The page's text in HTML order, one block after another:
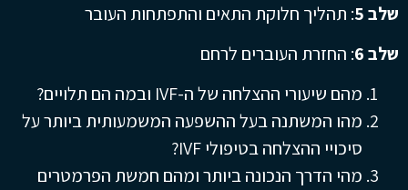
שלב 5
: תהליך חלוקת התאים והתפתחות העובר
שלב 6
: החזרת העוברים לרחם
מהם שיעורי ההצלחה של ה-IVF ובמה הם תלויים?
מהו המשתנה בעל ההשפעה המשמעותית ביותר על
סיכויי ההצלחה בטיפולי IVF?
מהי הדרך הנכונה ביותר ומהם חמשת הפרמטרים